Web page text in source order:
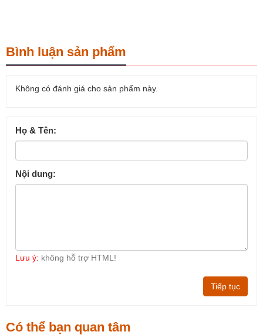
Bình luận sản phẩm
Không có đánh giá cho sản phẩm này.
Họ & Tên:
Nội dung:
Lưu ý: không hỗ trợ HTML!
Tiếp tục
Có thể bạn quan tâm